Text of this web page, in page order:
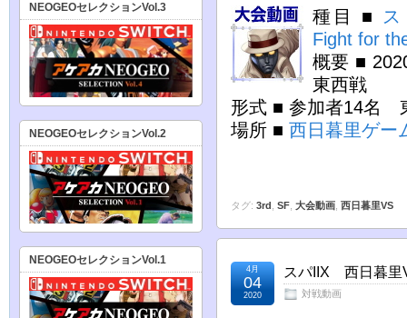
種目 ■
Fight for
概要 ■
東西戦
形式 ■ 参加者14名
場所 ■ 西日暮里ゲー
タグ: 3rd SF 大会動画 西日暮里VS
スパIIX 西日暮
対戦動画
4月
04
2020
NEOGEOセレクションVol.3
NEOGEOセレクションVol.2
NEOGEOセレクションVol.1